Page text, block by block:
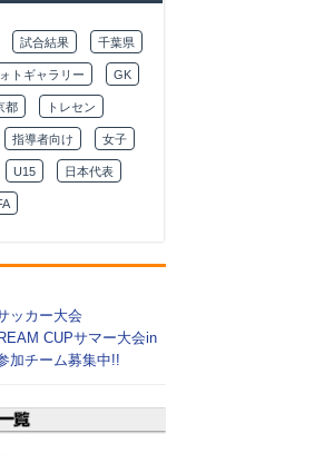
試合結果 千葉県
トギャラリー GK
都 トレセン
指導者向け 女子
U15 日本代表
ッカー大会
CUPサマー大会in
加チーム募集中!!